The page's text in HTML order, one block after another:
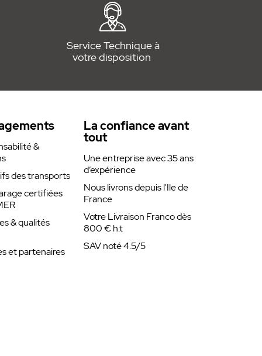
Service Technique à
votre disposition
&
des transports
certifiées
& qualités
et partenaires
La confiance avant
tout
Une entreprise avec 35 ans
d’expérience
Nous livrons depuis l'Ile de
France
Votre Livraison Franco dès
800 € h.t
SAV noté 4.5/5